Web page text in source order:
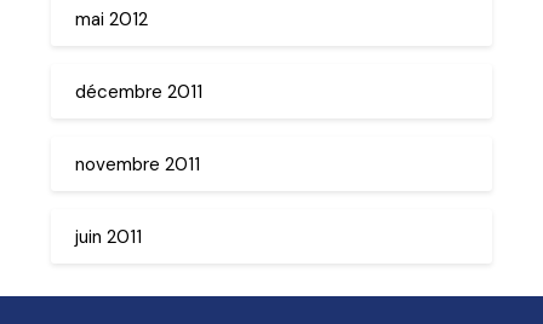
mai 2012
décembre 2011
novembre 2011
juin 2011